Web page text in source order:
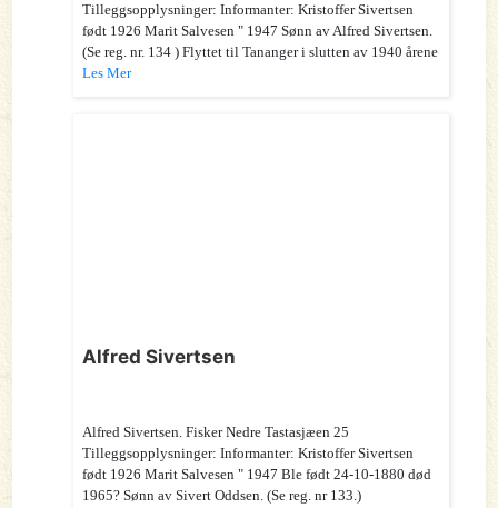
Tilleggsopplysninger: Informanter: Kristoffer Sivertsen
født 1926 Marit Salvesen " 1947 Sønn av Alfred Sivertsen.
(Se reg. nr. 134 ) Flyttet til Tananger i slutten av 1940 årene
Les Mer
Alfred Sivertsen
Alfred Sivertsen. Fisker Nedre Tastasjæen 25
Tilleggsopplysninger: Informanter: Kristoffer Sivertsen
født 1926 Marit Salvesen " 1947 Ble født 24-10-1880 død
1965? Sønn av Sivert Oddsen. (Se reg. nr 133.)